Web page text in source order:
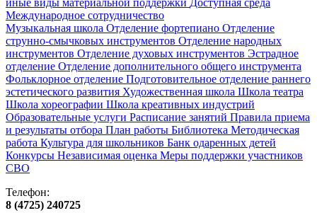
иные виды материальной поддержки Доступная среда
Международное сотрудничество
Музыкальная школа Отделение фортепиано Отделение
струнно-смычковых инструментов Отделение народных
инструментов Отделение духовых инструментов Эстрадное
отделение Отделение дополнительного общего инструмента
Фольклорное отделение Подготовительное отделение раннего
эстетического развития Художественная школа Школа‌‌‌‌ театра
Школа хореографии Школа креативных индустрий
Образовательные услуги Расписание занятий Правила приема
и результаты отбора План работы Библиотека Методическая
работа Культура для школьников Банк одаренных детей
Конкурсы Независимая оценка Меры поддержки участников
СВО
Телефон:
8 (4725) 240725